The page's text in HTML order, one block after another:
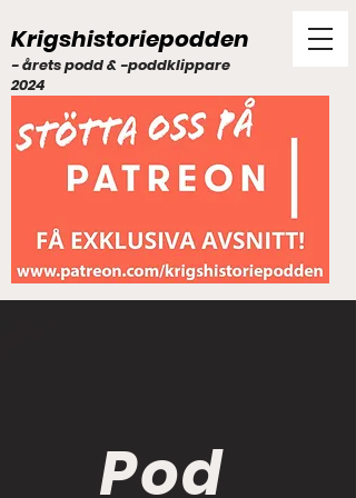
Krigshistoriepodden
- årets podd & -poddklippare
2024
Pod